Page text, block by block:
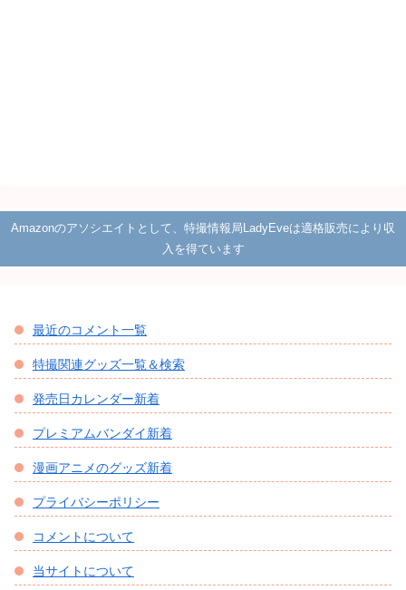
Amazonのアソシエイトとして、特撮情報局LadyEveは適格販売により収
入を得ています
最近のコメント一覧
特撮関連グッズ一覧＆検索
発売日カレンダー新着
プレミアムバンダイ新着
漫画アニメのグッズ新着
プライバシーポリシー
コメントについて
当サイトについて